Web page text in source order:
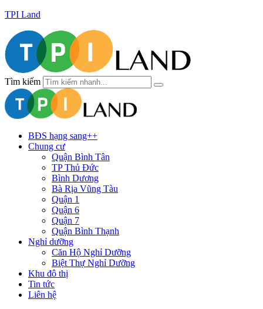
TPI Land
Tìm kiếm
BĐS hạng sang++
Chung cư
Quận Bình Tân
TP Thủ Đức
Bình Dương
Bà Rịa Vũng Tàu
Quận 1
Quận 6
Quận 7
Quận Bình Thạnh
Nghỉ dưỡng
Căn Hộ Nghỉ Dưỡng
Biệt Thự Nghỉ Dưỡng
Khu đô thị
Tin tức
Liên hệ